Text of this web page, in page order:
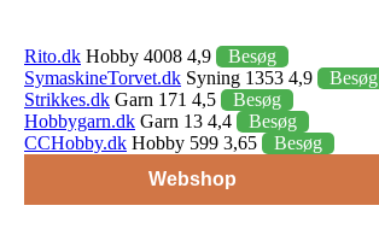
Rito.dk Hobby 4008 4,9
Besøg
SymaskineTorvet.dk Syning 1353 4,9
Besøg
Strikkes.dk Garn 171 4,5
Besøg
Hobbygarn.dk Garn 13 4,4
Besøg
CCHobby.dk Hobby 599 3,65
Besøg
Webshop